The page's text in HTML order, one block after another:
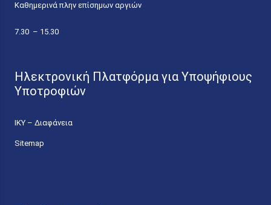
Καθημερινά πλην επίσημων αργιών
7.30 – 15.30
Ηλεκτρονική Πλατφόρμα για Υποψήφιους
Υποτροφιών
ΙΚΥ – Διαφάνεια
Sitemap